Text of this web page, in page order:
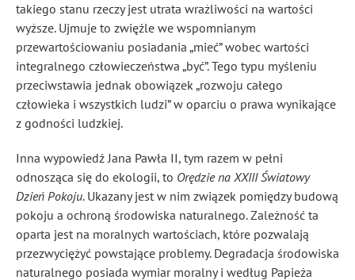
takiego stanu rzeczy jest utrata wrażliwości na wartości
wyższe. Ujmuje to zwięźle we wspomnianym
przewartościowaniu posiadania „mieć” wobec wartości
integralnego człowieczeństwa „być”. Tego typu myśleniu
przeciwstawia jednak obowiązek „rozwoju całego
człowieka i wszystkich ludzi”w oparciu o prawa wynikające
z godności ludzkiej.
Inna wypowiedź Jana Pawła II, tym razem w pełni
odnosząca się do ekologii, to Orędzie na XXIII Światowy
Dzień Pokoju. Ukazany jest w nim związek pomiędzy budową
pokoju a ochroną środowiska naturalnego. Zależność ta
oparta jest na moralnych wartościach, które pozwalają
przezwyciężyć powstające problemy. Degradacja środowiska
naturalnego posiada wymiar moralny i według Papieża